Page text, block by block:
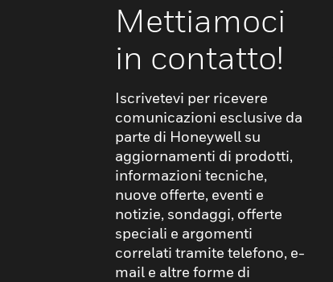
Mettiamoci
in contatto!
Iscrivetevi per ricevere
comunicazioni esclusive da
parte di Honeywell su
aggiornamenti di prodotti,
informazioni tecniche,
nuove offerte, eventi e
notizie, sondaggi, offerte
speciali e argomenti
correlati tramite telefono, e-
mail e altre forme di